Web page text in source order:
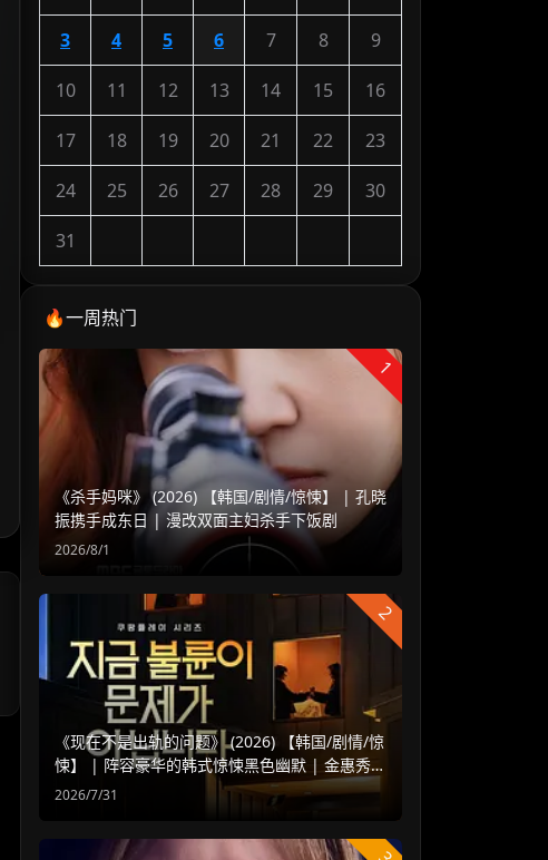
3 4 5 6 7 8 9
10 11 12 13 14 15 16
17 18 19 20 21 22 23
24 25 26 27 28 29 30
31
🔥一周热门
1
《杀手妈咪》 (2026) 【韩国/剧情/惊悚】 | 孔晓
振携手成东日 | 漫改双面主妇杀手下饭剧
2026/8/1
2
《现在不是出轨的问题》 (2026) 【韩国/剧情/惊
悚】 | 阵容豪华的韩式惊悚黑色幽默 | 金惠秀 x
赵汝贞强强联手
2026/7/31